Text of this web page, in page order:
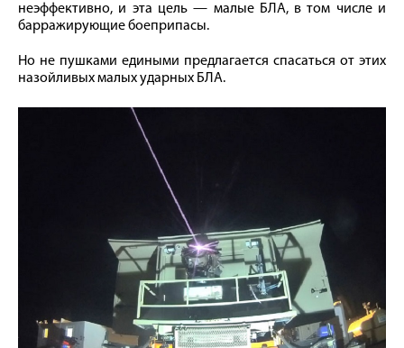
неэффективно, и эта цель — малые БЛА, в том числе и
барражирующие боеприпасы.
Но не пушками едиными предлагается спасаться от этих
назойливых малых ударных БЛА.